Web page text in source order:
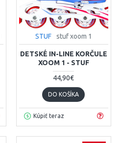
STUF stuf xoom 1
DETSKÉ IN-LINE KORČULE
XOOM 1 - STUF
44,90€
DO KOŠÍKA
Kúpiť teraz